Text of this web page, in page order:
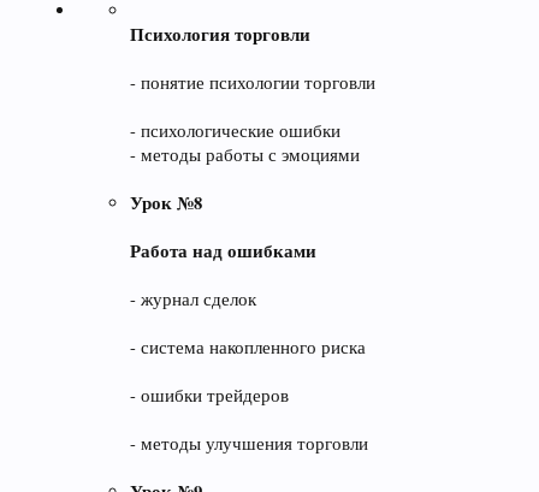
Психология торговли
- понятие психологии торговли
- психологические ошибки
- методы работы с эмоциями
Урок №8
Работа над ошибками
- журнал сделок
- система накопленного риска
- ошибки трейдеров
- методы улучшения торговли